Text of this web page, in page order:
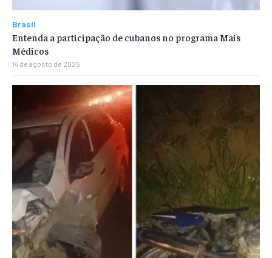
Brasil
Entenda a participação de cubanos no programa Mais
Médicos
14 de agosto de 2025